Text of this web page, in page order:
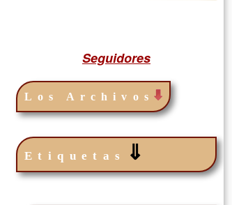
Seguidores
Los Archivos
Etiquetas ⇓